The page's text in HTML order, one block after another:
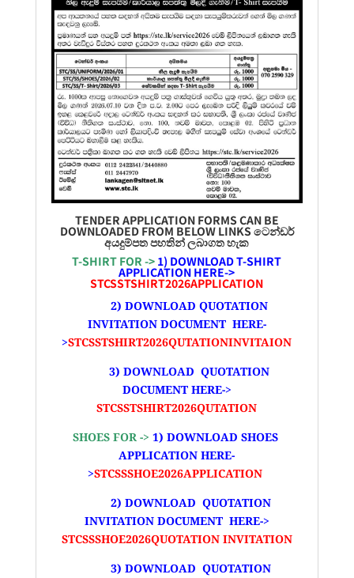
TENDER APPLICATION FORMS CAN BE
DOWNLOADED FROM BELOW LINKS ටෙන්ඩර්
අයදුම්පතපහතින් ලබාගත හැක
T-SHIRT FOR -> 1) DOWNLOAD T-SHIRT
APPLICATION HERE->
STCSSTSHIRT2026APPLICATION
2) DOWNLOAD QUOTATION
INVITATION DOCUMENT HERE-
>STCSSTSHIRT2026QUTATIONINVITAION
3) DOWNLOAD QUOTATION
DOCUMENT HERE->
STCSSTSHIRT2026QUTATION
SHOES FOR -> 1) DOWNLOAD SHOES
APPLICATION HERE-
>STCSSSHOE2026APPLICATION
2) DOWNLOAD QUOTATION
INVITATION DOCUMENT HERE->
STCSSSHOE2026QUOTATION INVITATION
3) DOWNLOAD QUOTATION